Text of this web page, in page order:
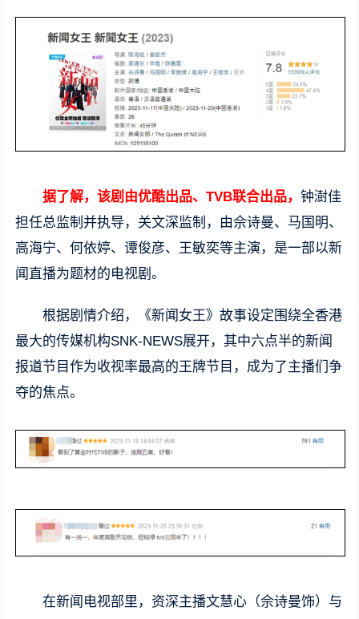
据了解，该剧由优酷出品、TVB联合出品，钟澍佳
担任总监制并执导，关文深监制，由佘诗曼、马国明、
高海宁、何依婷、谭俊彦、王敏奕等主演，是一部以新
闻直播为题材的电视剧。
根据剧情介绍，《新闻女王》故事设定围绕全香港
最大的传媒机构SNK-NEWS展开，其中六点半的新闻
报道节目作为收视率最高的王牌节目，成为了主播们争
夺的焦点。
在新闻电视部里，资深主播文慧心（佘诗曼饰）与